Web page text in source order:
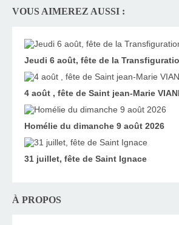
VOUS AIMEREZ AUSSI :
Jeudi 6 août, fête de la
4 août , fête de Saint jean-Marie
Homélie du dimanche 9 août 2026
31 juillet, fête de Saint Ignace
À PROPOS